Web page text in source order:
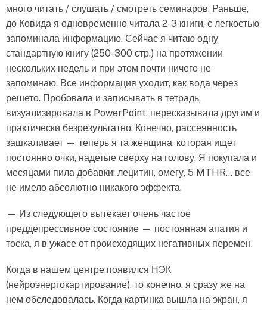
много читать / слушать / смотреть семинаров. Раньше,
до Ковида я одновременно читала 2-3 книги, с легкостью
запоминала информацию. Сейчас я читаю одну
стандартную книгу (250-300 стр.) на протяжении
нескольких недель и при этом почти ничего не
запоминаю. Все информация уходит, как вода через
решето. Пробовала и записывать в тетрадь,
визуализировала в PowerPoint, пересказывала другим и
практически безрезультатно. Конечно, рассеянность
зашкаливает — теперь я та женщина, которая ищет
постоянно очки, надетые сверху на голову. Я покупала и
месяцами пила добавки: лецитин, омегу, 5 MTHR… все
не имело абсолютно никакого эффекта.
— Из следующего вытекает очень частое
преддепрессивное состояние — постоянная апатия и
тоска, я в ужасе от происходящих негативных перемен.
Когда в нашем центре появился НЭК
(нейроэнергокартирование), то конечно, я сразу же на
нем обследовалась. Когда картинка вышла на экран, я